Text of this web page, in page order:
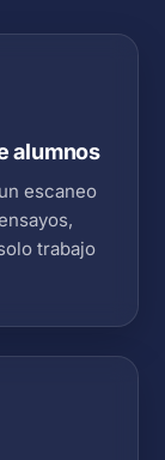
alumnos
escaneo
trabajo